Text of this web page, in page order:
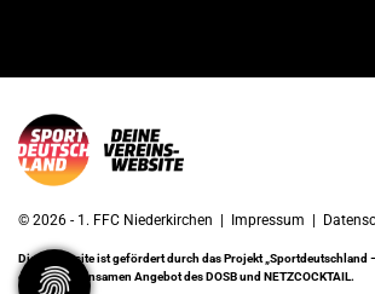
© 2026 - 1. FFC Niederkirchen | Impressum
Diese Website ist gefördert durch das Projekt„Sportdeutschland
einem gemeinsamen Angebot des DOSB und NETZCOCKTAIL.